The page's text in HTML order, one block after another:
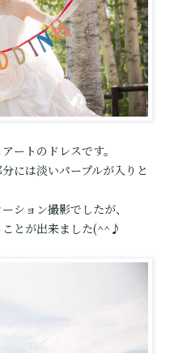
ートのドレスです。
には淡いパープルが入りと
ション撮影でしたが、
ことが出来ました(^^♪